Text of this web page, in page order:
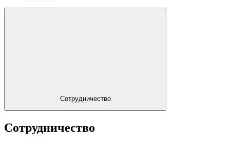
Сотрудничество
Сотрудничество